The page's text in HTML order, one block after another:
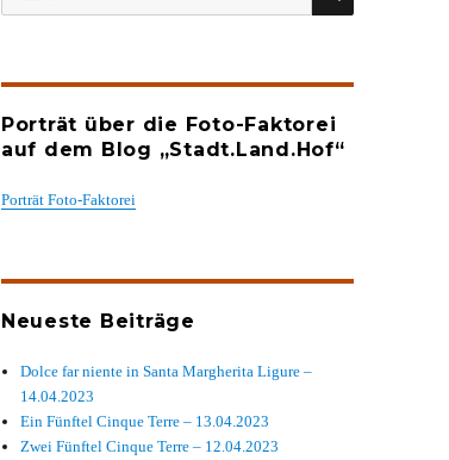
Porträt über die Foto-Faktorei
auf dem Blog „Stadt.Land.Hof“
Porträt Foto-Faktorei
Neueste Beiträge
Dolce far niente in Santa Margherita Ligure –
14.04.2023
Ein Fünftel Cinque Terre – 13.04.2023
Zwei Fünftel Cinque Terre – 12.04.2023